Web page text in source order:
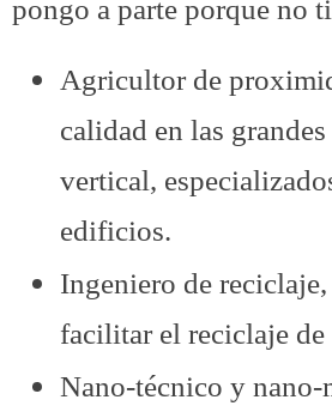
pongo a parte porque no
Agricultor de
calidad en las
vertical,
edificios.
Ingeniero de
facilitar el reciclaje de
Nano-técnico y